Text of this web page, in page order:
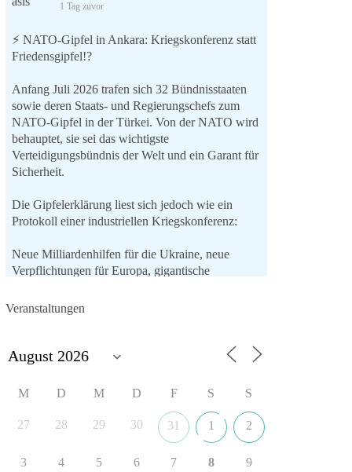
1 Tag zuvor
⚡️ NATO-Gipfel in Ankara: Kriegskonferenz statt
Friedensgipfel!?
Anfang Juli 2026 trafen sich 32 Bündnisstaaten
sowie deren Staats- und Regierungschefs zum
NATO-Gipfel in der Türkei. Von der NATO wird
behauptet, sie sei das wichtigste
Verteidigungsbündnis der Welt und ein Garant für
Sicherheit.
Die Gipfelerklärung liest sich jedoch wie ein
Protokoll einer industriellen Kriegskonferenz:
Neue Milliardenhilfen für die Ukraine, neue
Verpflichtungen für Europa, gigantische
Verteidigungsindustrie, Modernisierung der
Forderung, der Iran dürfe keine Kernwaffe
friedensorientierte Politik?
Veranstaltungen
M D M D F S S
27 28 29 30 31 1 2
3 4 5 6 7 8 9